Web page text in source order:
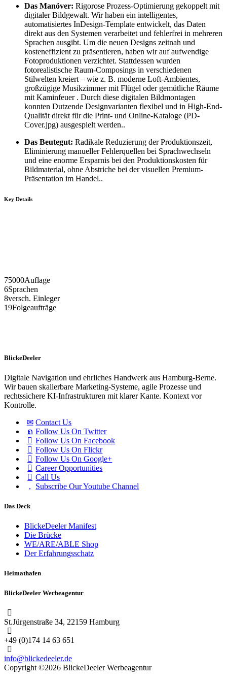
Das Manöver: Rigorose Prozess-Optimierung gekoppelt mit
digitaler Bildgewalt. Wir haben ein intelligentes,
automatisiertes InDesign-Template entwickelt, das Daten
direkt aus den Systemen verarbeitet und fehlerfrei in mehreren
Sprachen ausgibt. Um die neuen Designs zeitnah und
kosteneffizient zu präsentieren, haben wir auf aufwendige
Fotoproduktionen verzichtet. Stattdessen wurden
fotorealistische Raum-Composings in verschiedenen
Stilwelten kreiert – wie z. B. moderne Loft-Ambientes,
großzügige Musikzimmer mit Flügel oder gemütliche Räume
mit Kaminfeuer . Durch diese digitalen Bildmontagen
konnten Dutzende Designvarianten flexibel und in High-End-
Qualität direkt für die Print- und Online-Kataloge (PD-
Cover.jpg) ausgespielt werden..
Das Beutegut: Radikale Reduzierung der Produktionszeit,
Eliminierung manueller Fehlerquellen bei Sprachwechseln
und eine enorme Ersparnis bei den Produktionskosten für
Bildmaterial, ohne Abstriche bei der visuellen Premium-
Präsentation im Handel..
Key Details
75000Auflage
6Sprachen
8versch. Einleger
19Folgeaufträge
BlickeDeeler
Digitale Navigation und ehrliches Handwerk aus Hamburg-Berne.
Wir bauen skalierbare Marketing-Systeme, agile Prozesse und
rechtssichere KI-Infrastrukturen mit klarer Kante. Kontext vor
Kontrolle.
Contact Us
Follow Us On Twitter
Follow Us On Facebook
Follow Us On Flickr
Follow Us On Google+
Career Opportunities
Call Us
Subscribe Our Youtube Channel
Das Deck
BlickeDeeler Manifest
Die Brücke
WE/ARE/ABLE Shop
Der Erfahrungsschatz
Heimathafen
BlickeDeeler Werbeagentur
St.Jürgenstraße 34, 22159 Hamburg
+49 (0)174 14 63 651
info@blickedeeler.de
Copyright ©2026 BlickeDeeler Werbeagentur